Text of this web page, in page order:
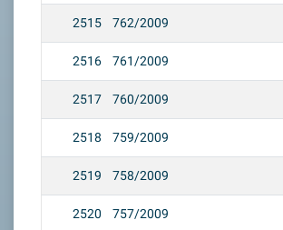
2515 762/2009
2516 761/2009
2517 760/2009
2518 759/2009
2519 758/2009
2520 757/2009